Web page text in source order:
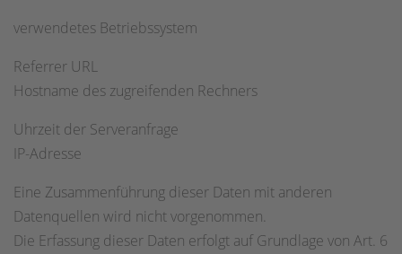
verwendetes Betriebssystem
Referrer URL
Hostname des zugreifenden Rechners
Uhrzeit der Serveranfrage
IP-Adresse
Eine Zusammenführung dieser Daten mit anderen
Datenquellen wird nicht vorgenommen.
Die Erfassung dieser Daten erfolgt auf Grundlage von Art. 6